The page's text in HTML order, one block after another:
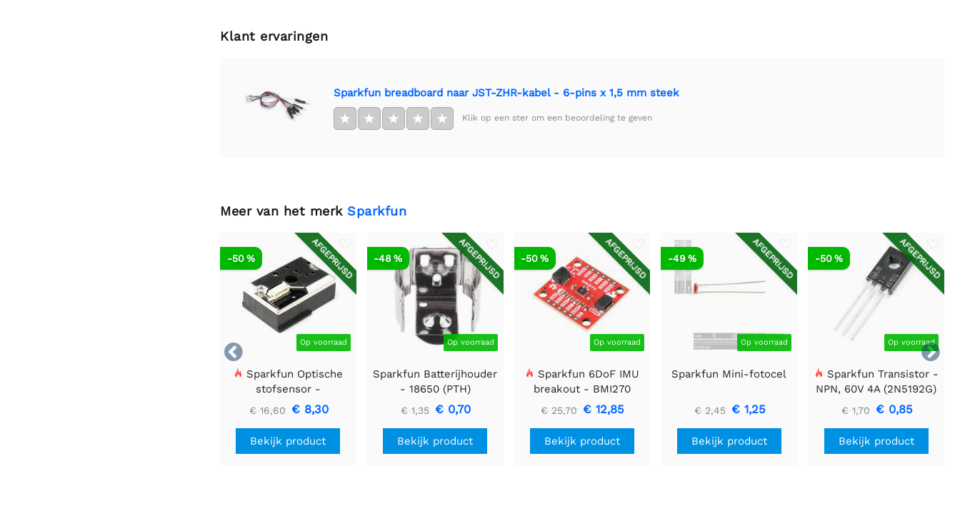
Klant ervaringen
Sparkfun breadboard naar JST-ZHR-kabel - 6-pins x 1,5 mm steek
★ ★ ★ ★ ★ Klik op een ster om een beoordeling te geven
Meer van het merk Sparkfun


AFGEPRIJSD
Op voorraad
-50 %
Sparkfun Optische
stofsensor -
GP2Y1010AU0F
€ 16,60 € 8,30
Bekijk product
AFGEPRIJSD
Op voorraad
-48 %
Sparkfun Batterijhouder
- 18650 (PTH)
€ 1,35 € 0,70
Bekijk product
AFGEPRIJSD
Op voorraad
-50 %
Sparkfun 6DoF IMU
breakout - BMI270
(Qwiic)
€ 25,70 € 12,85
Bekijk product
AFGEPRIJSD
Op voorraad
-49 %
Sparkfun Mini-fotocel
€ 2,45 € 1,25
Bekijk product
AFGEPRIJSD
Op voorraad
-50 %
Sparkfun Transistor -
NPN, 60V 4A (2N5192G)
€ 1,70 € 0,85
Bekijk product